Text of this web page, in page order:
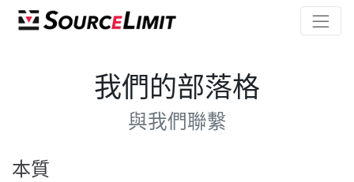
我們的部落格
與我們聯繫
本質